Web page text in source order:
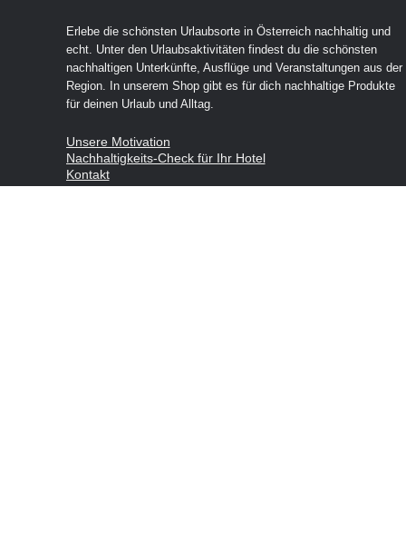
Erlebe die schönsten Urlaubsorte in Österreich nachhaltig und
echt. Unter den Urlaubsaktivitäten findest du die schönsten
nachhaltigen Unterkünfte, Ausflüge und Veranstaltungen aus der
Region. In unserem Shop gibt es für dich nachhaltige Produkte
für deinen Urlaub und Alltag.
Unsere Motivation
Nachhaltigkeits-Check für Ihr Hotel
Kontakt
Impressum